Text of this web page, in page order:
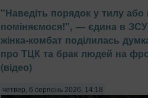
вмістом фруктозиЮ передають Па...
"Наведіть порядок у тилу або
поміняємося!", — єдина в ЗСУ
жінка-комбат поділилась
про ТЦК та брак людей на
(відео)
четвер, 6 серпень 2026, 14:18